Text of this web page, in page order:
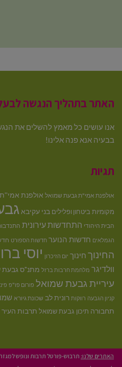
האתר בתהליך הנגשה
אנו עושים כל מאמץ להשלים את
בבעיה אנא פנה אלינו!
תגיות
אולפנת אמי"ת גבעת שמואל אולפנת אמי''ת
מקומיותביטחון ופלילים בני עקיבא
הבית היהודי התחדשות עירונית
הגמלאים חדשות הנוער חדשות הספורט
החינוך חינוך יום הזיכרון יוסי
וולדיגר מלחמת חרבות ברזל מתנ"ס גבעת
עיריית גבעת שמואל פורום פו"פ
קניון הגבעה רווקות רונית לב שכונת גיורא
תחבורה תיכון גבעת שמואל תרבות העיר
האתרים שלנו: תרבוש-פורטל תרבות ונופש